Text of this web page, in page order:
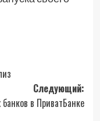
Следующий:
в ПриватБанке